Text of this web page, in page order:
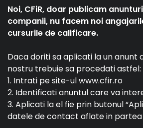
Noi, CFiR, doar publicam
companii, nu facem noi
cursurile de calificare.
Daca doriti sa aplicati la un anunt
nostru trebuie sa procedati astfel:
1. Intrati pe site-ul www.cfir.ro
2. Identificati anuntul care va
3. Aplicati la el fie prin butonul
datele de contact aflate in partea